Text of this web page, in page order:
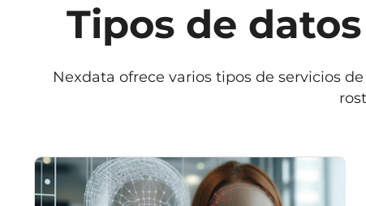
Tipos de
Nexdata ofrece varios tipos de servicios